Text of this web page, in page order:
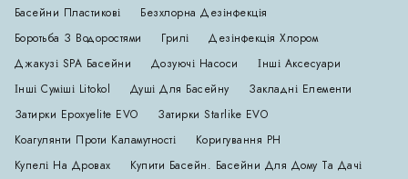
Басейни Пластикові
Безхлорна Дезінфекція
Боротьба З Водоростями
Грилі
Дезінфекція Хлором
Джакузі SPA Басейни
Дозуючі Насоси
Інші Аксесуари
Інші Суміші Litokol
Душі Для Басейну
Закладні Елементи
Затирки Epoxyelite EVO
Затирки Starlike EVO
Коагулянти Проти Каламутності
Коригування РН
Купелі На Дровах
Купити Басейн. Басейни Для Дому Та Дачі